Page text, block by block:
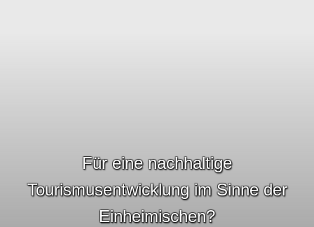
Für eine nachhaltige
Tourismusentwicklung im Sinne der
Einheimischen?